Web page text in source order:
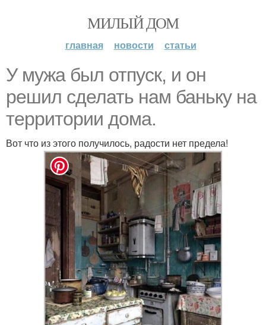
МИЛЫЙ ДОМ
главная новости статьи
У мужа был отпуск, и он
решил сделать нам баньку на
территории дома.
Вот что из этого получилось, радости нет предела!